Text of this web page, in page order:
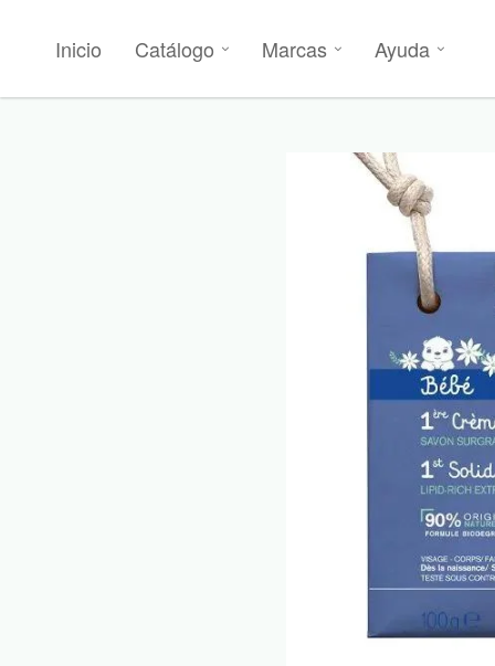
Inicio Catálogo Marcas Ayuda